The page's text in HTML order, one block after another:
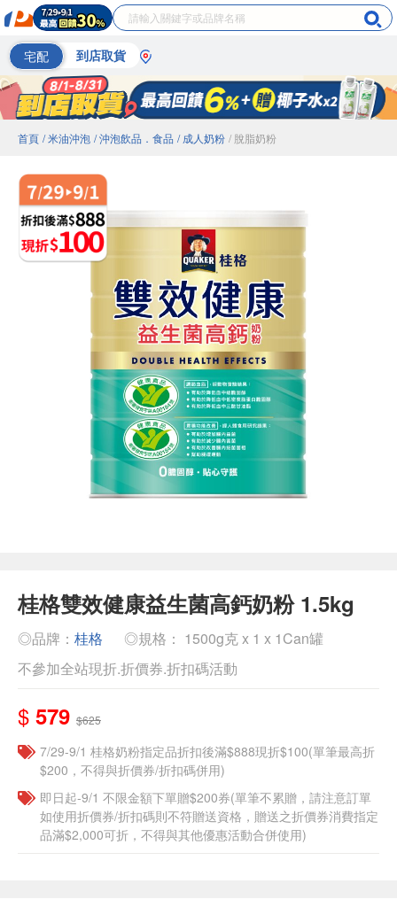
宅配 到店取貨
首頁 / 米油沖泡 / 沖泡飲品．食品 / 成人奶粉 / 脫脂奶粉
桂格雙效健康益生菌高鈣奶粉 1.5kg
◎品牌： 桂格
◎規格： 1500g克 x 1 x 1Can罐
不參加全站現折.折價券.折扣碼活動
$ 579 $625
7/29-9/1 桂格奶粉指定品折扣後滿$888現折$100(單筆最高折
$200，不得與折價券/折扣碼併用)
即日起-9/1 不限金額下單贈$200券(單筆不累贈，請注意訂單
如使用折價券/折扣碼則不符贈送資格，贈送之折價券消費指定
品滿$2,000可折，不得與其他優惠活動合併使用)